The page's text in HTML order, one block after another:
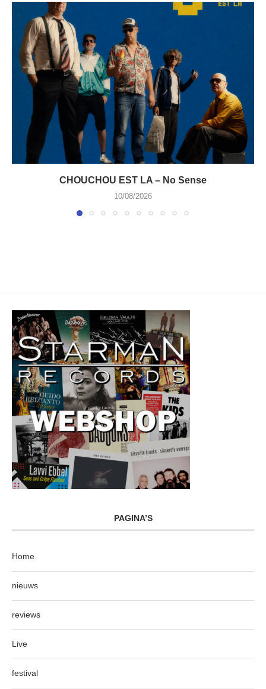
CHOUCHOU EST LA – No Sense
10/08/2026
PAGINA’S
Home
nieuws
reviews
Live
festival